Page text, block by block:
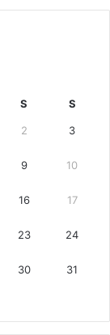
S S
2 3
9 10
16 17
23 24
30 31